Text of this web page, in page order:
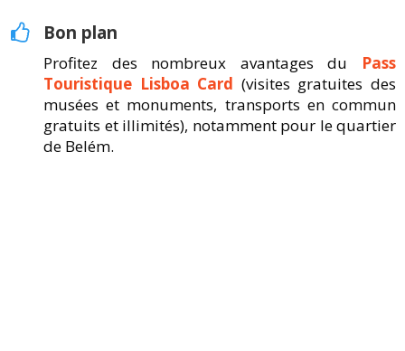
Bon plan
Profitez des nombreux avantages du Pass
Touristique Lisboa Card (visites gratuites des
musées et monuments, transports en commun
gratuits et illimités), notamment pour le quartier
de Belém.